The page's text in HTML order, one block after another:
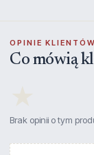
OPINIE KLIENTÓW
Co mówią
Brak opinii o tym